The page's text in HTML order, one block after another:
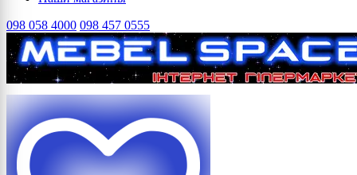
098 058 4000 098 457 0555